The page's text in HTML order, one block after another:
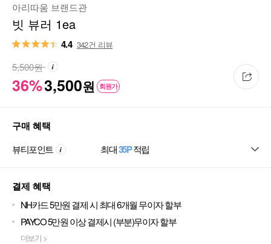
아리따움 브랜드관
빗 뷰러 1ea
4.4 342건 리뷰
36%3,500원 회원가
5,500원
구매 혜택
뷰티포인트 최대35P적립
결제 혜택
NH카드 5만원 결제 시 최대 6개월 무이자 할부
PAYCO 5만원 이상 결제시 (부분)무이자 할부
더보기 >